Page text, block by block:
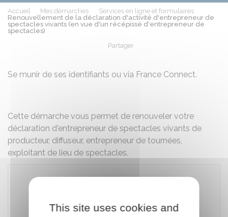
Accueil Mes démarches
Services en ligne et formulaires
Renouvellement de la déclaration d'activité d'entrepreneur de
spectacles vivants (en vue d'un récépissé d'entrepreneur de
spectacles)
Partager
Se munir de ses identifiants ou via France Connect.
Cette démarche vous permet de renouveler votre
déclaration d'entrepreneur de spectacles vivants de
producteur, diffuseur, entrepreneur de tournées,
exploitant de lieu de spectacles.
This site uses cookies and